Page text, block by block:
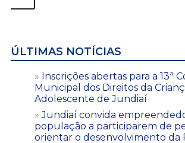
ÚLTIMAS NOTÍCIAS
Inscrições abertas para a 13ª
Municipal dos Direitos da
Adolescente de Jundiaí
Jundiaí convida
população a participarem de
orientar o desenvolvimento da